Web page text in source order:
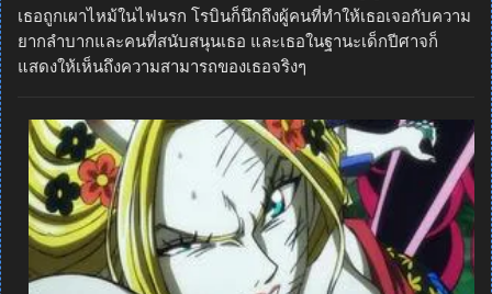
เธอถูกเผาไหม้ในไฟนรก โรบินก็นึกถึงผู้คนที่ทำให้เธอเจอกับความ
ยากลำบากและคนที่สนับสนุนเธอ และเธอในฐานะเด็กปีศาจก็
แสดงให้เห็นถึงความสามารถของเธอจริงๆ